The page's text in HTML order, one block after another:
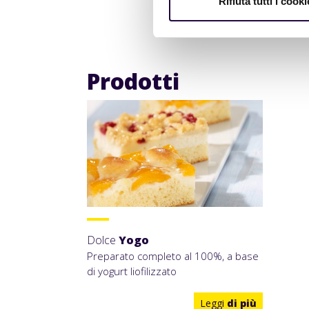
Prodotti
Dolce Yogo
Preparato completo al 100%, a base
di yogurt liofilizzato
Leggi di più